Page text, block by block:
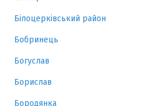
Білоцерківський район
Бобринець
Богуслав
Борислав
Бородянка